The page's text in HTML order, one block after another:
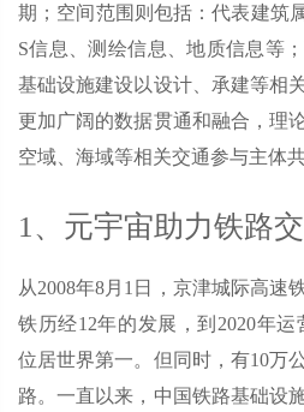
期；空间范围则包括：代表建筑
S信息、测绘信息、地质信息等
基础设施建设以设计、承建等相
更加广阔的数据贯通和融合，理
空域、海域等相关交通参与主体
1、元宇宙助力铁路
从2008年8月1日，京津城际高速
铁历经12年的发展，到2020年运
位居世界第一。但同时，有10万
路。一直以来，中国铁路基础设